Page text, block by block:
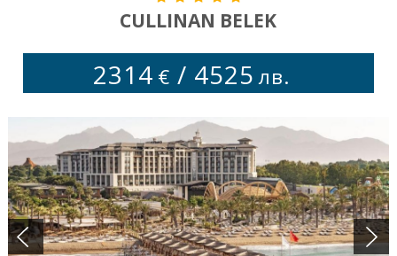
САМОЛЕТНИ БИЛЕТИ
ИЗПРАТИ ЗАПИТВАНЕ
ЛИЦЕНЗ И ЗАСТРАХОВКА
ПОДАРЪЧЕН ВАУЧЕР
БАНКОВИ СМЕТКИ
CULLINAN BELEK
2314 € / 4525 лв.